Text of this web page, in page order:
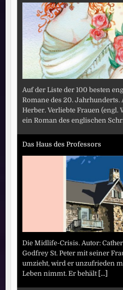
Auf der Liste der 100 besten
Romane des 20. Jahrhunderts.
Herber. Verliebte Frauen (engl.
ein Roman des englischen
Das Haus des Professors
Die Midlife-Crisis. Autor:
Godfrey St. Peter mit seiner
umzieht, wird er unzufrieden
Leben nimmt. Er behält [...]